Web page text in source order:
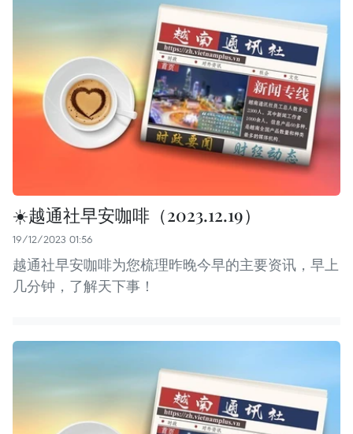
☀️越通社早安咖啡（2023.12.19）
19/12/2023 01:56
越通社早安咖啡为您梳理昨晚今早的主要资讯，早上
几分钟，了解天下事！